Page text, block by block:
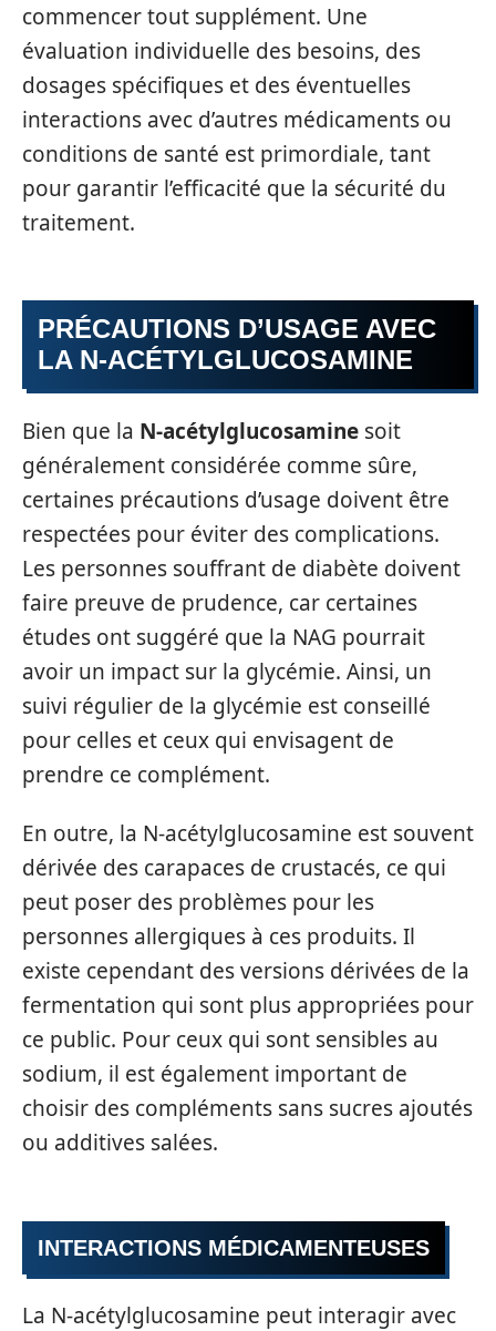
commencer tout supplément. Une
évaluation individuelle des besoins, des
dosages spécifiques et des éventuelles
interactions avec d’autres médicaments ou
conditions de santé est primordiale, tant
pour garantir l’efficacité que la sécurité du
traitement.
PRÉCAUTIONS D’USAGE AVEC
LA N-ACÉTYLGLUCOSAMINE
Bien que la N-acétylglucosamine soit
généralement considérée comme sûre,
certaines précautions d’usage doivent être
respectées pour éviter des complications.
Les personnes souffrant de diabète doivent
faire preuve de prudence, car certaines
études ont suggéré que la NAG pourrait
avoir un impact sur la glycémie. Ainsi, un
suivi régulier de la glycémie est conseillé
pour celles et ceux qui envisagent de
prendre ce complément.
En outre, la N-acétylglucosamine est souvent
dérivée des carapaces de crustacés, ce qui
peut poser des problèmes pour les
personnes allergiques à ces produits. Il
existe cependant des versions dérivées de la
fermentation qui sont plus appropriées pour
ce public. Pour ceux qui sont sensibles au
sodium, il est également important de
choisir des compléments sans sucres ajoutés
ou additives salées.
INTERACTIONS MÉDICAMENTEUSES
La N-acétylglucosamine peut interagir avec